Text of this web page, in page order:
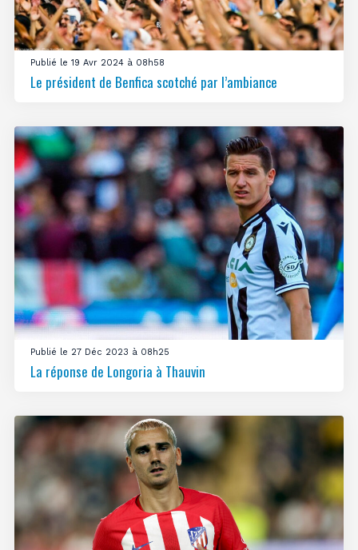
Publié le 19 Avr 2024 à 08h58
Le président de Benfica scotché par l’ambiance
Publié le 27 Déc 2023 à 08h25
La réponse de Longoria à Thauvin